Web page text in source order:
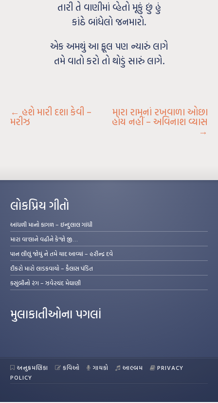
તારી તે વાણીમાં વ્હેતો મૂકું છું હું
કાંઠે બાંધેલો જનમારો.
એક અમથું આ ફૂલ પણ ન્યારું લાગે
તમે વાતો કરો તો થોડું સારું લાગે.
← હશે મારી દશા કેવી –
મરીઝ
મારા રામનાં રખવાળા ઓછા
હોય નહીં – અવિનાશ વ્યાસ
→
લોકપ્રિય ગીતો
આંધળી માનો કાગળ – ઇન્દુલાલ ગાંધી
મારા વા’લાને વઢીને કે’જો જી…
પાન લીલું જોયું ને તમે યાદ આવ્યાં – હરીન્દ્ર દવે
દીકરો મારો લાડકવાયો – કૈલાસ પંડિત
કસુંબીનો રંગ – ઝવેરચંદ મેઘાણી
મુલાકાતીઓના પગલાં
અનુક્રમણિકા કવિઓ ગાયકો આલ્બમ
PRIVACY
POLICY